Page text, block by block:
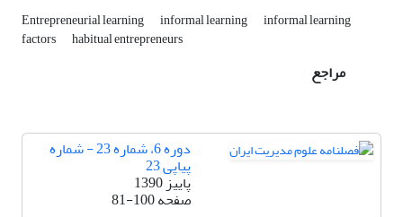
Entrepreneurial learning informal learning informal learning
factors habitual entrepreneurs
مراجع
دوره 6، شماره 23 - شماره
پیاپی 23
پاییز 1390
صفحه81-100